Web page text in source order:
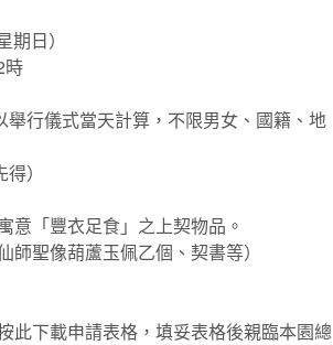
日）
時
行儀式當天計算，不限男女、國籍、地
）
意「豐衣足食」之上契物品。
師聖像葫蘆玉佩乙個、契書等）
此下載申請表格，填妥表格後親臨本園總